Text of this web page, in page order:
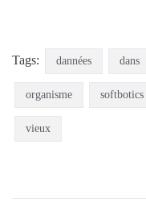
Tags: dannées dans
organisme softbotics
vieux